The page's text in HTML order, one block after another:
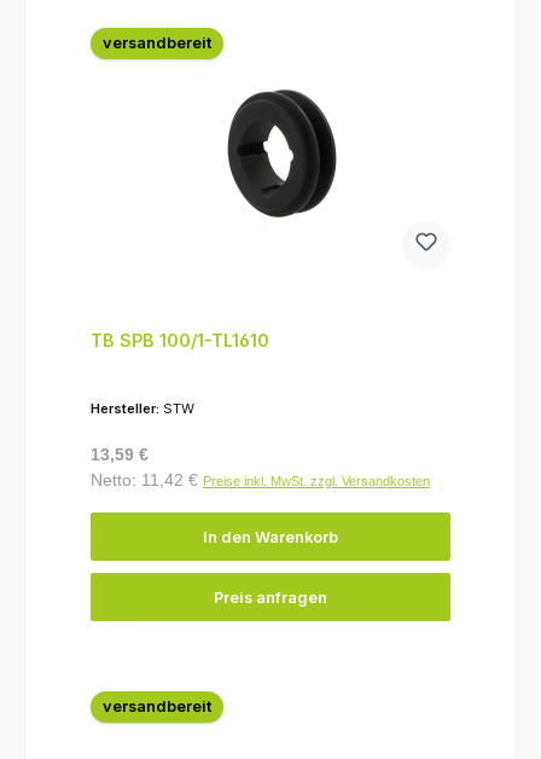
versandbereit
TB SPB 100/1-TL1610
Hersteller: STW
Regulärer Preis:
13,59 €
Netto: 11,42 € Preise inkl. MwSt. zzgl. Versandkosten
In den Warenkorb
Preis anfragen
versandbereit